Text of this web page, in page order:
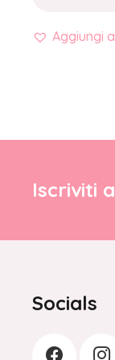
Aggiungi
Iscriviti
Socials